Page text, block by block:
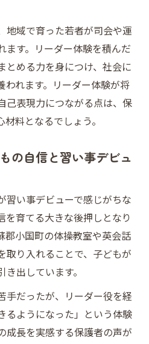
地域で育った若者が司会や運
ます。リーダー体験を積んだ
とめる力を身につけ、社会に
われます。リーダー体験が将
己表現力につながる点は、保
料となるでしょう。
の自信と習い事デビュ
習い事デビューで感じがちな
を育てる大きな後押しとなり
郡小国町の体操教室や英会話
取り入れることで、子どもが
出しています。
手だったが、リーダー役を経
るようになった」という体験
成長を実感する保護者の声が